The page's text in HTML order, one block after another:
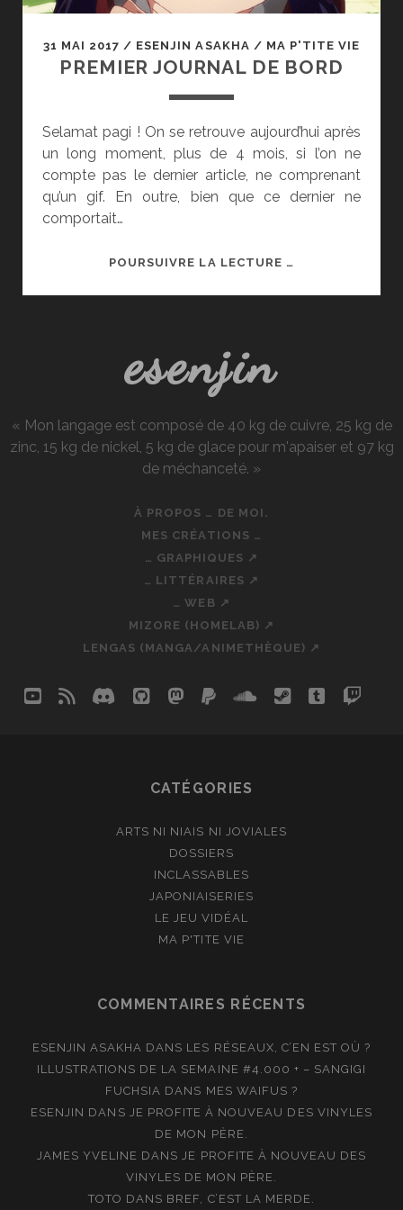
31 MAI 2017 / ESENJIN ASAKHA / MA P'TITE VIE
PREMIER JOURNAL DE BORD
Selamat pagi ! On se retrouve aujourd’hui après
un long moment, plus de 4 mois, si l’on ne
compte pas le dernier article, ne comprenant
qu’un gif. En outre, bien que ce dernier ne
comportait…
POURSUIVRE LA LECTURE …
esenjin
« Mon langage est composé de 40 kg de cuivre, 25 kg de
zinc, 15 kg de nickel, 5 kg de glace pour m'apaiser et 97 kg
de méchanceté. »
À PROPOS … DE MOI.
MES CRÉATIONS …
… GRAPHIQUES ↗
… LITTÉRAIRES ↗
… WEB ↗
MIZORE (HOMELAB) ↗
LENGAS (MANGA/ANIMETHÈQUE) ↗
youtube
rss discord
githubmastodon
paypalsoundcloud
steamtumblr
CATÉGORIES
ARTS NI NIAIS NI JOVIALES
DOSSIERS
INCLASSABLES
JAPONIAISERIES
LE JEU VIDÉAL
MA P'TITE VIE
COMMENTAIRES RÉCENTS
ESENJIN ASAKHA DANS LES RÉSEAUX, C’EN EST OÙ ?
ILLUSTRATIONS DE LA SEMAINE #4.000 + – SANGIGI
FUCHSIA DANS MES WAIFUS ?
ESENJIN DANS JE PROFITE À NOUVEAU DES VINYLES
DE MON PÈRE.
JAMES YVELINE DANSJE PROFITE À NOUVEAU DES
VINYLES DE MON PÈRE.
TOTO DANS BREF, C’EST LA MERDE.